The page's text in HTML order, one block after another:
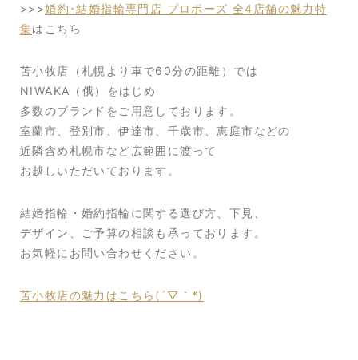
>>>婚約･結婚指輪専門店 プロポーズ 全4店舗の魅力特
集はこちら
苫小牧店（札幌より車で60分の距離）では
NIWAKA（俄）をはじめ
多数のブランドをご用意しております。
室蘭市、登別市、伊達市、千歳市、恵庭市などの
近隣含め札幌市など広範囲に渡って
お越しいただいております。
結婚指輪・婚約指輪に関する選び方、下見、
デザイン、ご予算の相談も承っております。
お気軽にお問い合わせください。
苫小牧店の魅力はこちら(´▽｀*)